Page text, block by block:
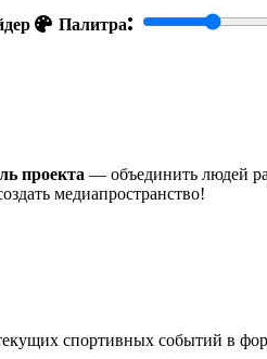
Палитра:
проекта — объединить людей
медиапространство!
спортивных событий в